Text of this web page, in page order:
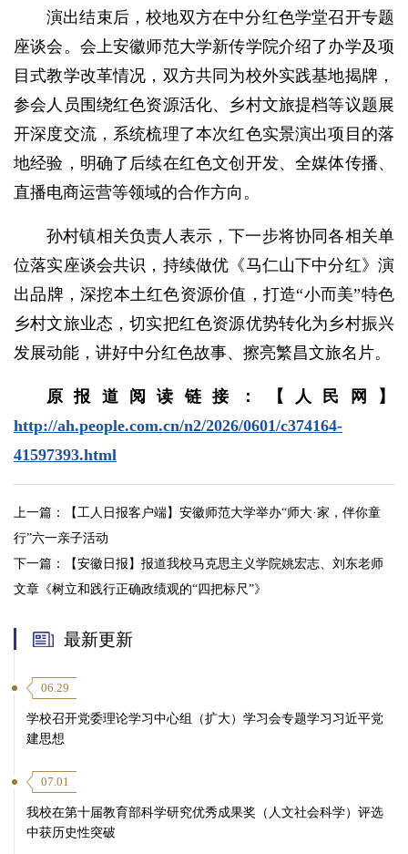
演出结束后，校地双方在中分红色学堂召开专题
座谈会。会上安徽师范大学新传学院介绍了办学及项
目式教学改革情况，双方共同为校外实践基地揭牌，
参会人员围绕红色资源活化、乡村文旅提档等议题展
开深度交流，系统梳理了本次红色实景演出项目的落
地经验，明确了后续在红色文创开发、全媒体传播、
直播电商运营等领域的合作方向。
孙村镇相关负责人表示，下一步将协同各相关单
位落实座谈会共识，持续做优《马仁山下中分红》演
出品牌，深挖本土红色资源价值，打造“小而美”特色
乡村文旅业态，切实把红色资源优势转化为乡村振兴
发展动能，讲好中分红色故事、擦亮繁昌文旅名片。
原报道阅读链接：【人民网】
http://ah.people.com.cn/n2/2026/0601/c374164-
41597393.html
上一篇：
【工人日报客户端】安徽师范大学举办“师大·家，伴你童
行”六一亲子活动
下一篇：
【安徽日报】报道我校马克思主义学院姚宏志、刘东老师
文章《树立和践行正确政绩观的“四把标尺”》
最新更新
06.29
学校召开党委理论学习中心组（扩大）学习会专题学习习近平党
建思想
07.01
我校在第十届教育部科学研究优秀成果奖（人文社会科学）评选
中获历史性突破